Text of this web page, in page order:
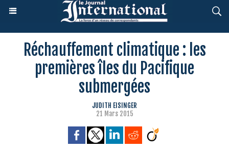
Réchauffement climatique : les
premières îles du Pacifique
submergées
JUDITH EISINGER
21 Mars 2015